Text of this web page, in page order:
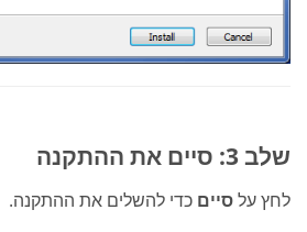
שלב 3: סיים את ההתקנה
לחץ עלסיים כדי להשלים את ההתקנה.